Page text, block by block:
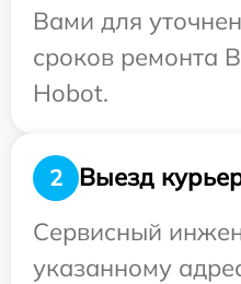
Вами для
сроков ремонта
Hobot.
2
Выезд
Сервисный
указанному